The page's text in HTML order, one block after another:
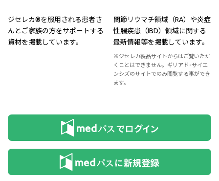
ジセレカ®を服用される患者さ
んとご家族の方をサポートする
資材を掲載しています。
関節リウマチ領域（RA）や炎症
性腸疾患（IBD）領域に関する
最新情報等を掲載しています。
※ジセレカ製品サイトからはご覧いただ
くことはできません。ギリアド･サイエ
ンシズのサイトでのみ閲覧する事ができ
ます。